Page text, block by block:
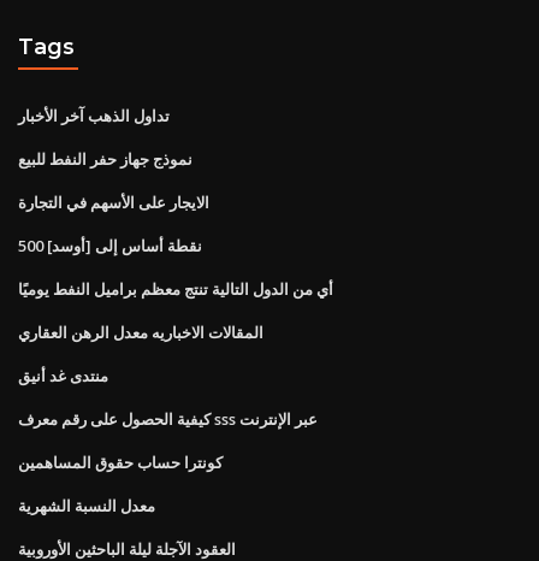
Tags
تداول الذهب آخر الأخبار
نموذج جهاز حفر النفط للبيع
الايجار على الأسهم في التجارة
500 نقطة أساس إلى [أوسد]
أي من الدول التالية تنتج معظم براميل النفط يوميًا
المقالات الاخباريه معدل الرهن العقاري
منتدى غد أنيق
كيفية الحصول على رقم معرف sss عبر الإنترنت
كونترا حساب حقوق المساهمين
معدل النسبة الشهرية
العقود الآجلة ليلة الباحثين الأوروبية